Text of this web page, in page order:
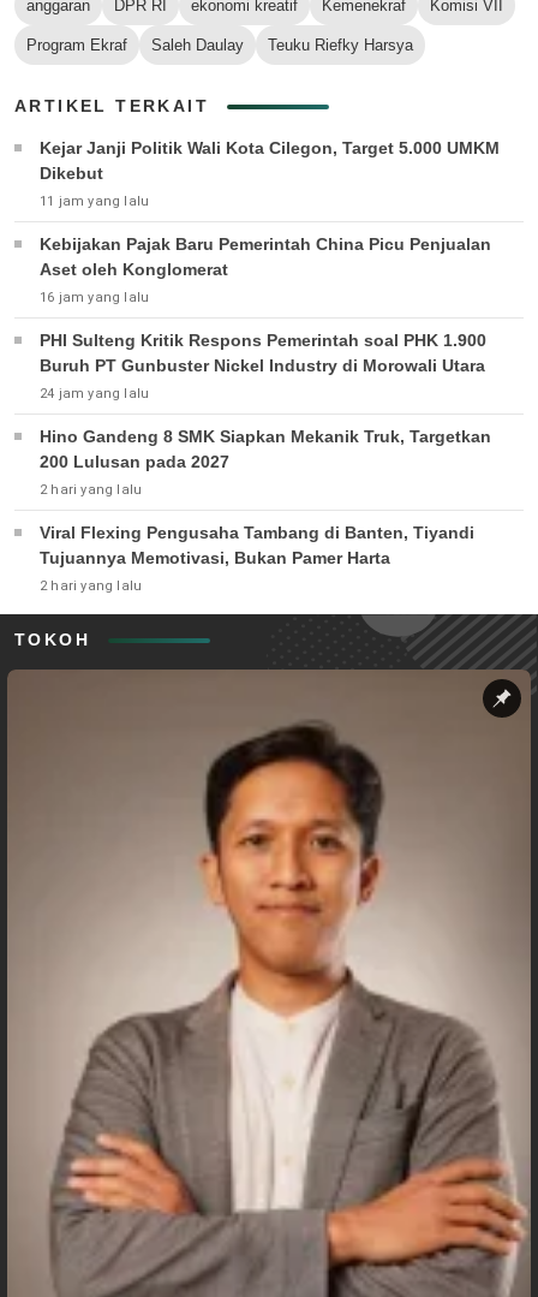
anggaran DPR RI ekonomi kreatif Kemenekraf Komisi VII
Program Ekraf Saleh Daulay Teuku Riefky Harsya
ARTIKEL TERKAIT
Kejar Janji Politik Wali Kota Cilegon, Target 5.000 UMKM
Dikebut
11 jam yang lalu
Kebijakan Pajak Baru Pemerintah China Picu Penjualan
Aset oleh Konglomerat
16 jam yang lalu
PHI Sulteng Kritik Respons Pemerintah soal PHK 1.900
Buruh PT Gunbuster Nickel Industry di Morowali Utara
24 jam yang lalu
Hino Gandeng 8 SMK Siapkan Mekanik Truk, Targetkan
200 Lulusan pada 2027
2 hari yang lalu
Viral Flexing Pengusaha Tambang di Banten, Tiyandi
Tujuannya Memotivasi, Bukan Pamer Harta
2 hari yang lalu
TOKOH